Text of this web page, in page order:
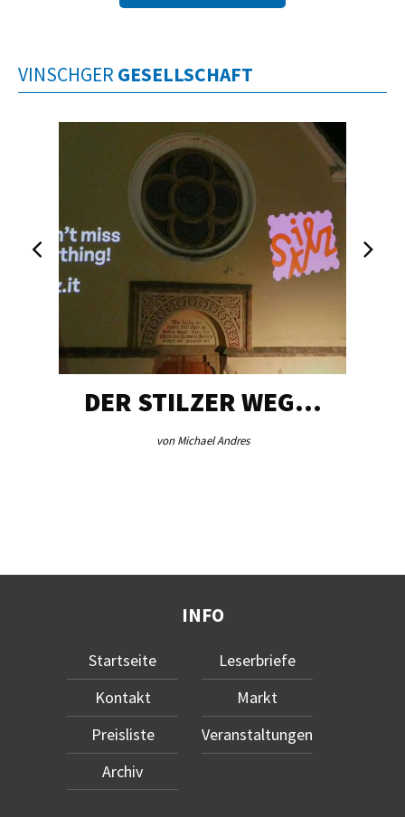
VINSCHGER GESELLSCHAFT
DER STILZER WEG…
von Michael Andres
INFO
Startseite
Kontakt
Preisliste
Archiv
Leserbriefe
Markt
Veranstaltungen